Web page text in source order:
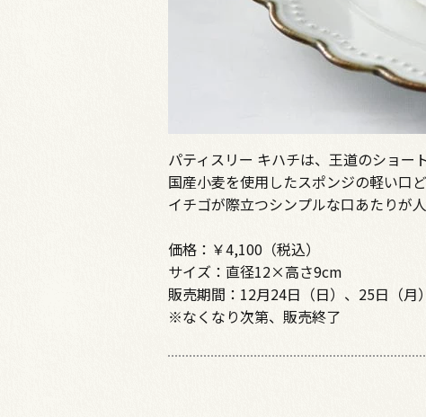
パティスリー キハチは、王道のショー
国産小麦を使用したスポンジの軽い口
イチゴが際立つシンプルな口あたりが人
価格：￥4,100（税込）
サイズ：直径12×高さ9cm
販売期間：12月24日（日）、25日（月）
※なくなり次第、販売終了